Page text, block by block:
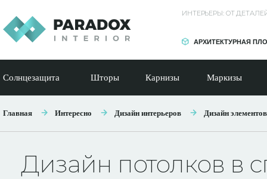
ИНТЕРЬЕРЫ: ОТ
АРХИТЕКТУРНАЯ
Солнцезащита Шторы Карнизы Маркизы
Главная Интересно Дизайн интерьеров Дизайн
Дизайн потолков в